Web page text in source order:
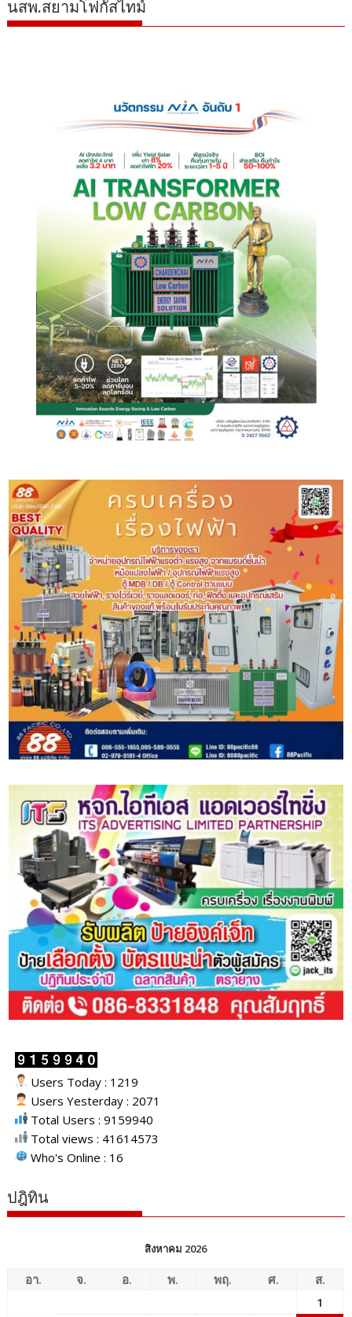
นสพ.สยามโฟกัสไทม์
Users Today : 1219
Users Yesterday : 2071
Total Users : 9159940
Total views : 41614573
Who's Online : 16
ปฎิทิน
สิงหาคม 2026
อา. จ. อ. พ. พฤ. ศ.
ส.
1